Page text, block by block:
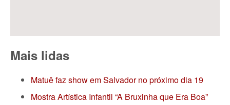
Mais lidas
Matuê faz show em Salvador no próximo dia 19
Mostra Artística Infantil “A Bruxinha que Era Boa”